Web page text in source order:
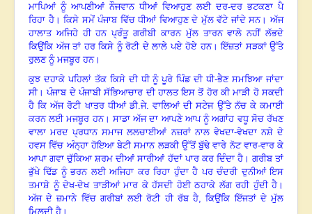
ਮਾਪਿਆਂ ਨੂੰ ਆਪਣੀਆਂ ਨੌਜਵਾਨ ਧੀਆਂ ਵਿਆਹੁਣ ਲਈ ਦਰ-ਦਰ ਭਟਕਣਾ ਪੈ
ਰਿਹਾ ਹੈ। ਕਿਸੇ ਸਮੇਂ ਪੰਜਾਬ ਵਿੱਚ ਧੀਆਂ ਵਿਆਹੁਣ ਦੇ ਮੁੱਲ ਵੱਟੇ ਜਾਂਦੇ ਸਨ।ਅੱਜ
ਹਾਲਾਤ ਅਜਿਹੇ ਹੀ ਹਨ ਪ੍ਰੰਤੂ ਗਰੀਬੀ ਕਾਰਨ ਮੁੱਲ ਤਾਰਨ ਵਾਲੇ ਨਹੀਂ ਲੱਭਦੇ
ਕਿਉਂਕਿ ਅੱਜ ਤਾਂ ਹਰ ਕਿਸੇ ਨੂੰ ਰੋਟੀ ਦੇ ਲਾਲੇ ਪਏ ਹੋਏ ਹਨ। ਇੱਜ਼ਤਾਂ ਸੜਕਾਂ ਉੱਤੇ
ਰੁਲਣ ਨੂੰ ਮਜਬੂਰ ਹਨ।
ਕੁਝ ਦਹਾਕੇ ਪਹਿਲਾਂ ਤੱਕ ਕਿਸੇ ਦੀ ਧੀ ਨੂੰ ਪੂਰੇ ਪਿੰਡ ਦੀ ਧੀ-ਭੈਣ ਸਮਝਿਆ ਜਾਂਦਾ
ਸੀ।ਪੰਜਾਬ ਦੇ ਪੰਜਾਬੀ ਸੱਭਿਆਚਾਰ ਦੀ ਹਾਲਤ ਇਸ ਤੋਂ ਹੋਰ ਕੀ ਮਾੜੀ ਹੋ ਸਕਦੀ
ਹੈ ਕਿ ਅੱਜ ਰੋਟੀ ਖਾਤਰ ਧੀਆਂ ਡੀ.ਜੇ. ਵਾਲਿਆਂ ਦੀ ਸਟੇਜ ਉੱਤੇ ਨੱਚ ਕੇ ਕਮਾਈ
ਕਰਨ ਲਈ ਮਜਬੂਰ ਹਨ। ਸਾਡਾ ਅੱਜ ਦਾ ਆਪਣੇ ਆਪ ਨੂੰ ਅਗਾਂਹ ਵਧੂ ਸੋਚ ਰੱਖਣ
ਵਾਲਾ ਮਰਦ ਪ੍ਰਧਾਨ ਸਮਾਜ ਲਲਚਾਈਆਂ ਨਜ਼ਰਾਂ ਨਾਲ ਵੇਖਦਾ-ਵੇਖਦਾ ਨਸ਼ੇ ਦੇ
ਹਵਸ ਵਿੱਚ ਅੰਨ੍ਹਾ ਹੋਇਆ ਬੇਟੀ ਸਮਾਨ ਲੜਕੀ ਉੱਤੋਂ ਬੁੱਢੇ ਵਾਰੇ ਨੋਟ ਵਾਰ-ਵਾਰ ਕੇ
ਆਪਾ ਗਵਾ ਚੁੱਕਿਆ ਸ਼ਰਮ ਦੀਆਂ ਸਾਰੀਆਂ ਹੱਦਾਂ ਪਾਰ ਕਰ ਦਿੰਦਾ ਹੈ। ਗਰੀਬ ਤਾਂ
ਭੁੱਖੇ ਢਿੱਡ ਨੂੰ ਭਰਨ ਲਈ ਅਜਿਹਾ ਕਰ ਰਿਹਾ ਹੁੰਦਾ ਹੈ ਪਰ ਚੰਦਰੀ ਦੁਨੀਆਂ ਇਸ
ਤਮਾਸ਼ੇ ਨੂੰ ਦੇਖ-ਦੇਖ ਤਾੜੀਆਂ ਮਾਰ ਕੇ ਹੱਸਦੀ ਹੋਈ ਠਹਾਕੇ ਲੱਗ ਰਹੀ ਹੁੰਦੀ ਹੈ ।
ਅੱਜ ਦੇ ਜ਼ਮਾਨੇ ਵਿੱਚ ਗਰੀਬਾਂ ਲਈ ਰੋਟੀ ਹੀ ਰੱਬ ਹੈ,ਕਿਉਂਕਿ ਇੱਜਤਾਂ ਦੇ ਮੁੱਲ
ਮਿਲਦੀ ਹੈ ।